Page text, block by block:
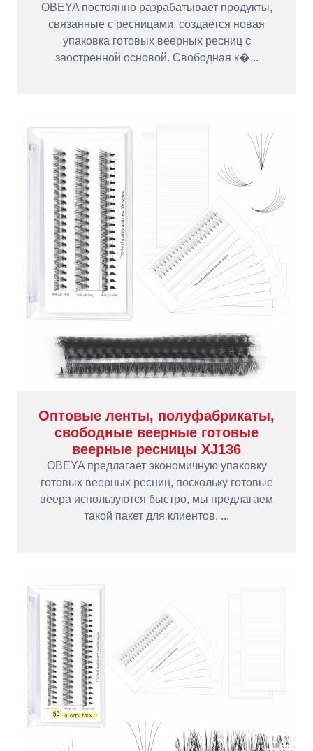
OBEYA постоянно разрабатывает продукты,
связанные с ресницами, создается новая
упаковка готовых веерных ресниц с
заостренной основой. Свободная к�...
Оптовые ленты, полуфабрикаты,
свободные веерные готовые
веерные ресницы XJ136
OBEYA предлагает экономичную упаковку
готовых веерных ресниц, поскольку готовые
веера используются быстро, мы предлагаем
такой пакет для клиентов. ...